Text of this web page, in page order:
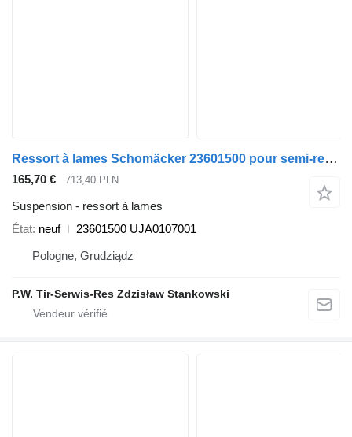
Ressort à lames Schomäcker 23601500 pour semi-remorque Ackermann-Fruehauf
165,70 € 713,40 PLN
Suspension - ressort à lames
État neuf
23601500 UJA0107001
Pologne, Grudziądz
P.W. Tir-Serwis-Res Zdzisław Stankowski